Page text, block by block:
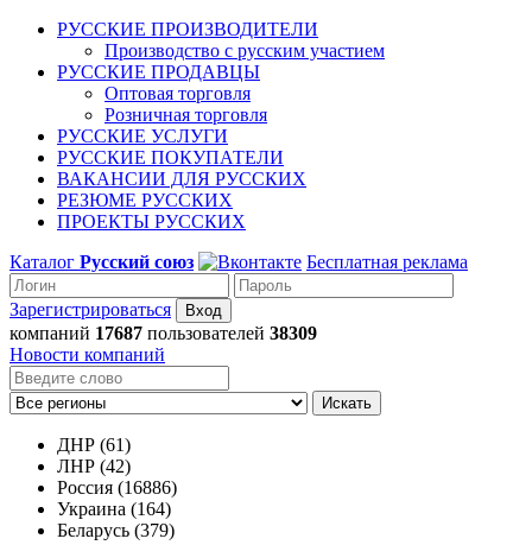
РУССКИЕ ПРОИЗВОДИТЕЛИ
Производство с русским участием
РУССКИЕ ПРОДАВЦЫ
Оптовая торговля
Розничная торговля
РУССКИЕ УСЛУГИ
РУССКИЕ ПОКУПАТЕЛИ
ВАКАНСИИ ДЛЯ РУССКИХ
РЕЗЮМЕ РУССКИХ
ПРОЕКТЫ РУССКИХ
Каталог Русский союз Бесплатная реклама
Зарегистрироваться
компаний 17687 пользователей 38309
Новости компаний
Искать
ДНР (61)
ЛНР (42)
Россия (16886)
Украина (164)
Беларусь (379)